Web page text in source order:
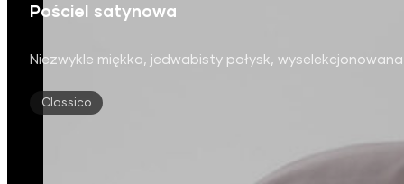
Pościel satynowa
Niezwykle miękka, jedwabisty połysk,
Classico